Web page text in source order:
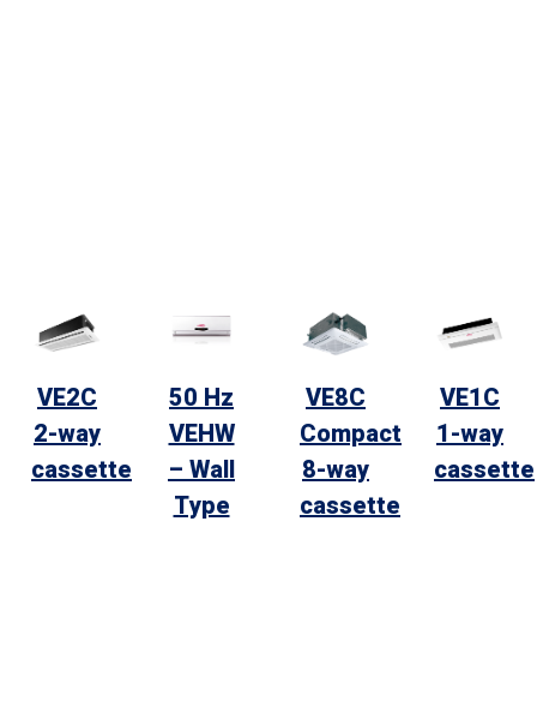
VE2C
2-way
cassette
50 Hz
VEHW
– Wall
Type
VE8C
Compact
8-way
cassette
VE1C
1-way
cassette